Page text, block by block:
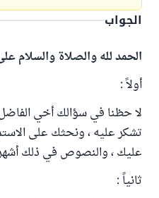
الجواب
الحمد لله والصلاة والسلام
أولاً :
لا حظنا في سؤالك أخي الفاضل
تشكر عليه ، ونحثك على
عليك ، والنصوص في ذلك
ثانياً :